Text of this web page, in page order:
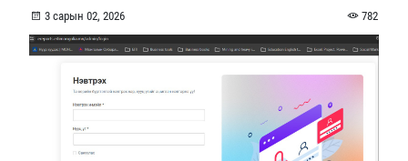
3 сарын 02, 2026 782